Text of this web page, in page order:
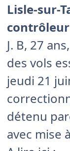
Lisle-sur-
J. B, 27
des vols
jeudi 21
détenu
avec mise